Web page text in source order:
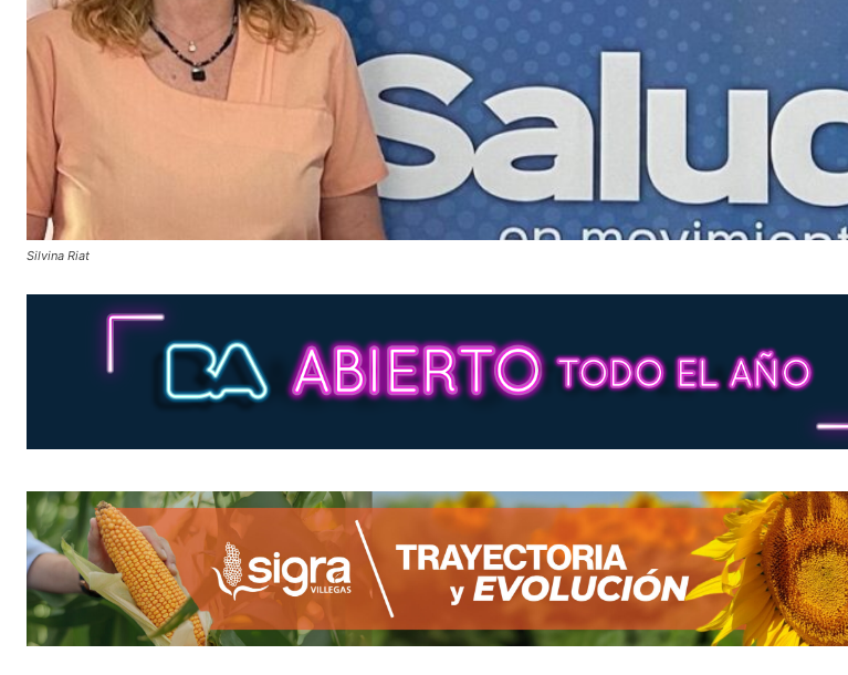
Silvina Riat